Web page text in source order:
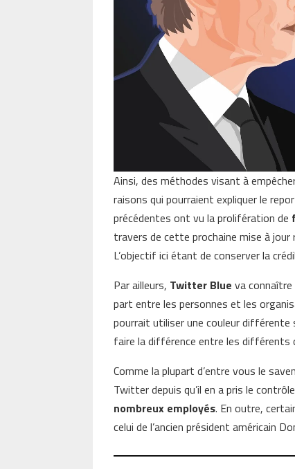
Ainsi, des méthodes visant à
raisons qui pourraient expliquer le
précédentes ont vu la prolifération de
travers de cette prochaine mise à
L’objectif ici étant de conserver la
Par ailleurs, Twitter Blue va
part entre les personnes et les
pourrait utiliser une couleur
faire la différence entre les différents
Comme la plupart d’entre vous le
Twitter depuis qu’il en a pris le
nombreux employés. En outre,
celui de l’ancien président américain